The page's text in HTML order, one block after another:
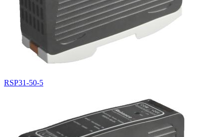
RSP31-50-5